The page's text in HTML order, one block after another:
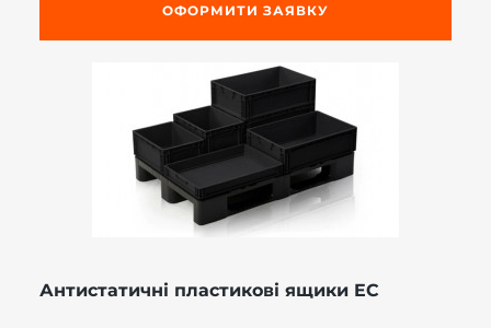
ОФОРМИТИ ЗАЯВКУ
Антистатичні пластикові ящики EC